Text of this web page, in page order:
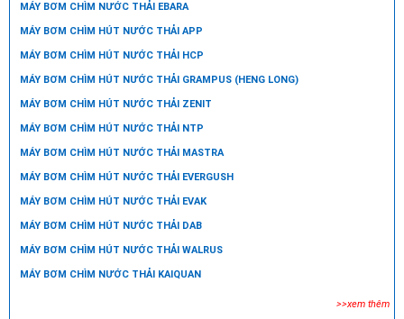
MÁY BƠM CHÌM NƯỚC THẢI EBARA
MÁY BƠM CHÌM HÚT NƯỚC THẢI APP
MÁY BƠM CHÌM HÚT NƯỚC THẢI HCP
MÁY BƠM CHÌM HÚT NƯỚC THẢI GRAMPUS (HENG LONG)
MÁY BƠM CHÌM HÚT NƯỚC THẢI ZENIT
MÁY BƠM CHÌM HÚT NƯỚC THẢI NTP
MÁY BƠM CHÌM HÚT NƯỚC THẢI MASTRA
MÁY BƠM CHÌM HÚT NƯỚC THẢI EVERGUSH
MÁY BƠM CHÌM HÚT NƯỚC THẢI EVAK
MÁY BƠM CHÌM HÚT NƯỚC THẢI DAB
MÁY BƠM CHÌM HÚT NƯỚC THẢI WALRUS
MÁY BƠM CHÌM NƯỚC THẢI KAIQUAN
>>xem thêm